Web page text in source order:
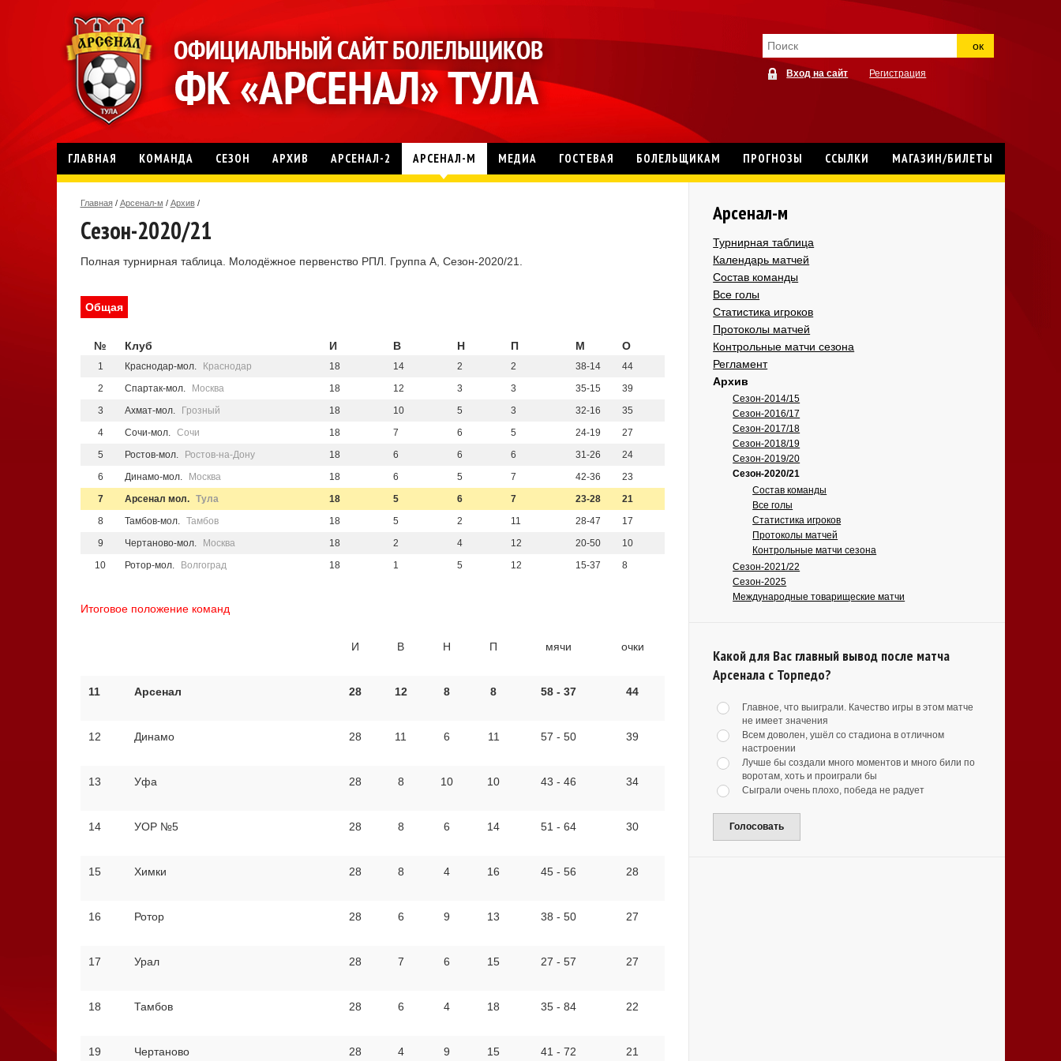
ок
Вход на сайт Регистрация
ГЛАВНАЯ КОМАНДА СЕЗОН АРХИВ АРСЕНАЛ-2 АРСЕНАЛ-М МЕДИА ГОСТЕВАЯ БОЛЕЛЬЩИКАМ ПРОГНОЗЫ ССЫЛКИ МАГАЗИН/БИЛЕТЫ
Главная / Арсенал-м / Архив /
Сезон-2020/21
Полная турнирная таблица. Молодёжное первенство РПЛ. Группа А, Сезон-2020/21.
Общая
№ Клуб И В Н П М О
1 Краснодар-мол. Краснодар 18 14 2 2 38-14
44
2
Спартак-мол. Москва 18 12 3 3 35-15
39
3
Ахмат-мол. Грозный 18 10 5 3 32-16
35
4
Сочи-мол. Сочи 18 7 6 5 24-19
27
5
Ростов-мол. Ростов-на-Дону 18 6 6 6 31-26
24
6
Динамо-мол. Москва 18 6 5 7 42-36
23
7
Арсенал мол. Тула 18 5 6 7 23-28
21
8
Тамбов-мол. Тамбов 18 5 2 11 28-47
17
9
Чертаново-мол. Москва 18 2 4 12 20-50
10
10
Ротор-мол. Волгоград 18 1 5 12 15-37 8
Итоговое положение команд
И В Н П мячи очки
11 Арсенал 28 12 8 8 58 - 37 44
12 Динамо 28 11 6 11 57 - 50 39
13 Уфа 28 8 10 10 43 - 46 34
14 УОР №5 28 8 6 14 51 - 64 30
15 Химки 28 8 4 16 45 - 56 28
16 Ротор 28 6 9 13 38 - 50 27
17 Урал 28 7 6 15 27 - 57 27
18 Тамбов 28 6 4 18 35 - 84 22
19 Чертаново 28 4 9 15 41 - 72 21
Арсенал-м
Турнирная таблица
Календарь матчей
Состав команды
Все голы
Статистика игроков
Протоколы матчей
Контрольные матчи сезона
Регламент
Архив
Сезон-2014/15
Сезон-2016/17
Сезон-2017/18
Сезон-2018/19
Сезон-2019/20
Сезон-2020/21
Состав команды
Все голы
Статистика игроков
Протоколы матчей
Контрольные матчи сезона
Сезон-2021/22
Сезон-2025
Международные товарищеские матчи
Какой для Вас главный вывод после матча
Арсенала с Торпедо?
Главное, что выиграли. Качество игры в этом матче
не имеет значения
Всем доволен, ушёл со стадиона в отличном
настроении
Лучше бы создали много моментов и много били по
воротам, хоть и проиграли бы
Сыграли очень плохо, победа не радует
Голосовать